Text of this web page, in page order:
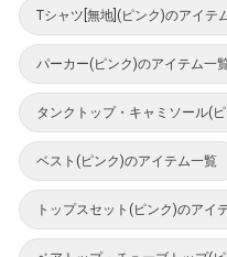
Tシャツ[無地](ピンク)のアイテ
パーカー(ピンク)のアイテム一
タンクトップ・キャミソール(
ベスト(ピンク)のアイテム一覧
トップスセット(ピンク)のアイ